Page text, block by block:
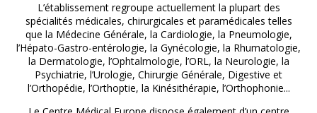
L’établissement regroupe actuellement la plupart des
spécialités médicales, chirurgicales et paramédicales telles
que la Médecine Générale, la Cardiologie, la Pneumologie,
l’Hépato-Gastro-entérologie, la Gynécologie, la Rhumatologie,
la Dermatologie, l’Ophtalmologie, l’ORL, la Neurologie, la
Psychiatrie, l’Urologie, Chirurgie Générale, Digestive et
l’Orthopédie, l’Orthoptie, la Kinésithérapie, l’Orthophonie...